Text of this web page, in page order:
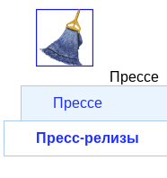
Прессе
Прессе
Пресс-релизы